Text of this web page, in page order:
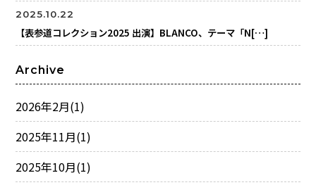
2025.10.22
【表参道コレクション2025 出演】BLANCO、テーマ「N[…]
Archive
2026年2月(1)
2025年11月(1)
2025年10月(1)